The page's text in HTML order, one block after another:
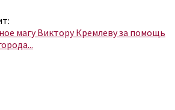
магу Виктору Кремлеву за помощь